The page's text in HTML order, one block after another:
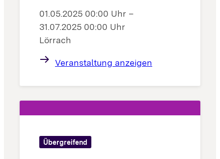
01.05.2025 00:00 Uhr –
31.07.2025 00:00 Uhr
Lörrach
Veranstaltung anzeigen
Übergreifend